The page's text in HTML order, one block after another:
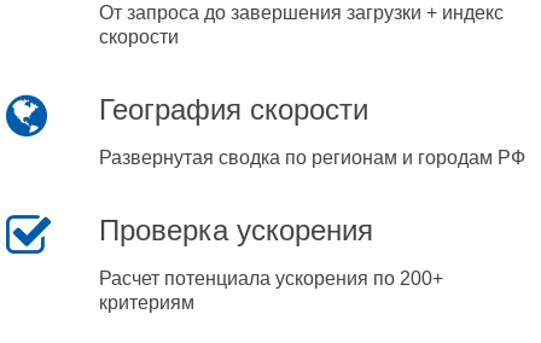
От запроса до завершения загрузки + индекс
скорости
География скорости
Развернутая сводка по регионам и городам РФ
Проверка ускорения
Расчет потенциала ускорения по 200+
критериям